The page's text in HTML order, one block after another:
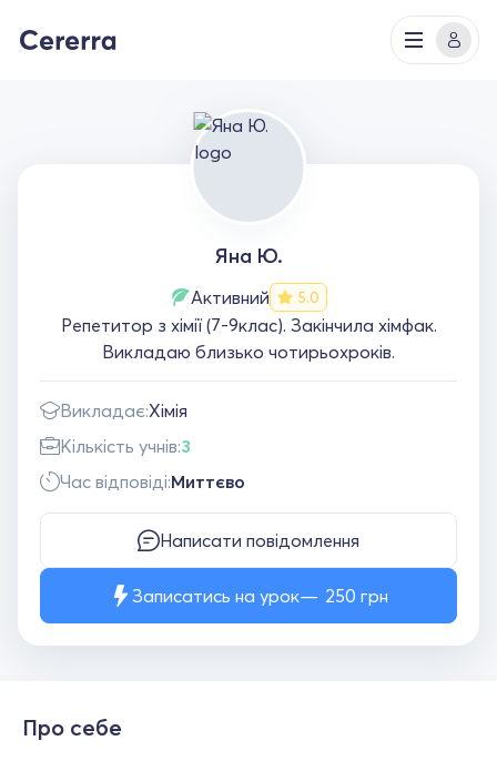
Яна Ю.
Активний 5.0
Репетитор з хімії (7-9клас). Закінчила хімфак.
Викладаю близько чотирьохроків.
Викладає:Хімія
Кількість учнів:3
Час відповіді:Миттєво
Написати повідомлення
Записатись на урок 250 грн
Про себе